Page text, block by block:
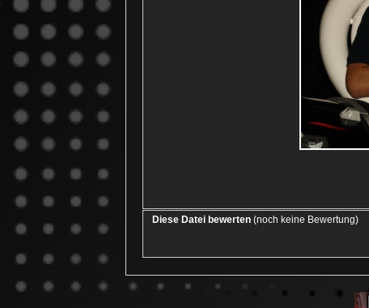
Diese Datei bewerten(noch keine Bewertung)